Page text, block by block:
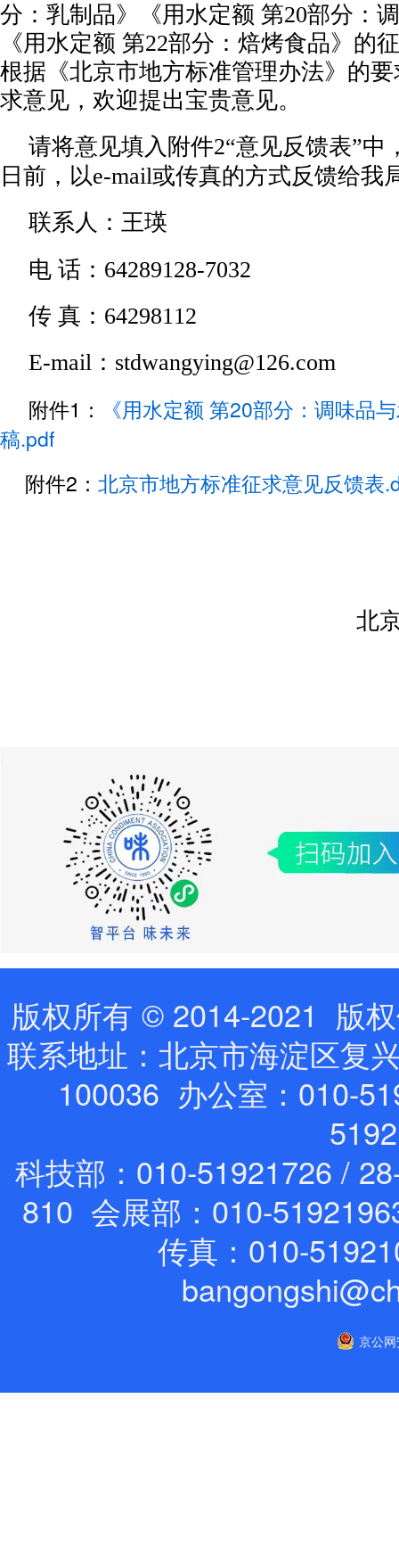
分：乳制品》《用水定额 第20部分：
《用水定额 第22部分：焙烤食品》的
根据《北京市地方标准管理办法》的
求意见，欢迎提出宝贵意见。
请将意见填入附件2“意见反馈表”中
日前，以e-mail或传真的方式反馈给我
联系人：王瑛
电 话： 64289128-7032
传 真： 64298112
E-mail：stdwangying@126.com
附件1：
《用水定额 第20部分：调味品
稿.pdf
附件2： 北京市地方标准征求意见反馈表
北
版权所有 © 2014-2021 版
联系地址：北京市海淀区复
100036 办公室：010-
科技部：010-51921726 /
810 会展部：010-
传真：010-
京公